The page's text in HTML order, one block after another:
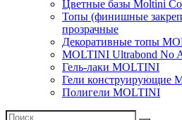
Цветные базы Moltini
Топы (финишные
прозрачные
Декоративные топы
MOLTINI Ultrabond No
Гель-лаки MOLTINI
Гели конструирующие
Полигели MOLTINI